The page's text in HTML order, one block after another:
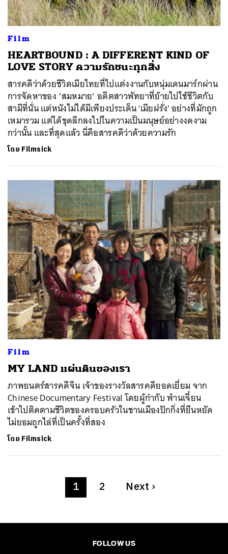
Film
HEARTBOUND : A DIFFERENT KIND OF
LOVE STORY ความรักชนะทุกสิ่ง
สารคดีว่าด้วยชีวิตเมียไทยที่ไปแต่งงานกับหนุ่มเดนมาร์กผ่าน
การจัดหาของ ‘สมหมาย’ อดีตสาวพัทยาที่ย้ายไปใช้ชีวิตกับ
สามีที่นั่น แต่หนังไม่ได้มีเพียงประเด็น 'เมียฝรั่ง' อย่างที่มักถูก
เหมารวม แต่ได้ขุดลึกลงไปในความเป็นมนุษย์อย่างงดงาม
กว่านั้น และที่สุดแล้ว นี่คือสารคดีว่าด้วยความรัก
โดย Filmsick
Film
MY LAND แผ่นดินของเรา
ภาพยนตร์สารคดีจีน เจ้าของรางวัลสารคดียอดเยี่ยม จาก
Chinese Documentary Festival โดยผู้กำกับ ฟ่านเจี๋ยน
เข้าไปติดตามชีวิตของครอบครัวในชานเมืองปักกิ่งที่ยืนหยัด
ไม่ยอมถูกไล่ที่เป็นครั้งที่สอง
โดย Filmsick
1 2 Next ›
FOLLOW US